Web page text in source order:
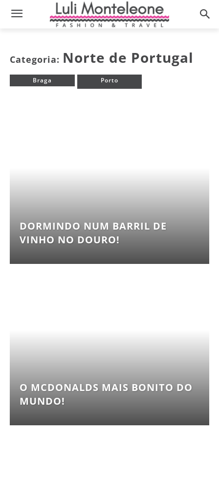
Categoria: Norte de Portugal
Braga Porto
DORMINDO NUM BARRIL DE
VINHO NO DOURO!
O MCDONALDS MAIS BONITO DO
MUNDO!